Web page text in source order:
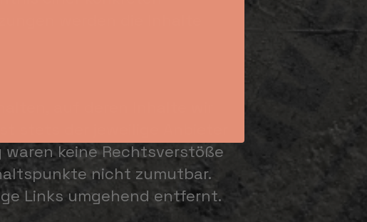
werden die Inhalte
auf deren Inhalte wir
stets der jeweilige Anbieter
keine Rechtsverstöße
nicht zumutbar.
Links umgehend entfernt.